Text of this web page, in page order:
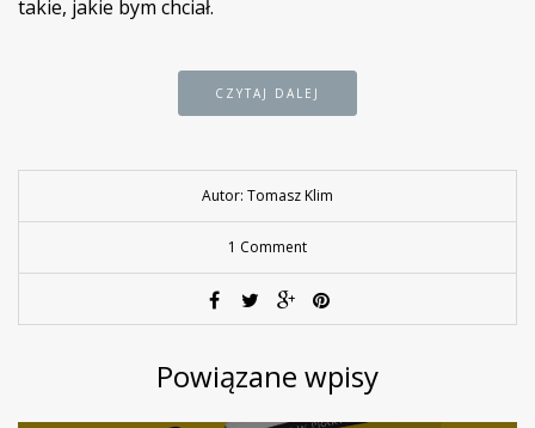
takie, jakie bym chciał.
CZYTAJ DALEJ
Autor: Tomasz Klim
1 Comment
Powiązane wpisy